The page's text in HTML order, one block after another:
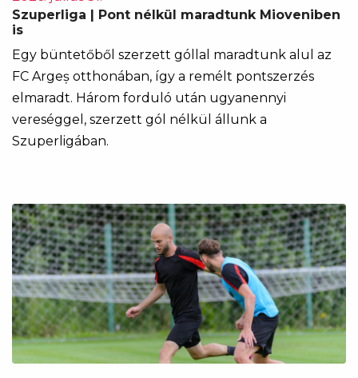
Szuperliga | Pont nélkül maradtunk Mioveniben
is
Egy büntetőből szerzett góllal maradtunk alul az
FC Argeș otthonában, így a remélt pontszerzés
elmaradt. Három forduló után ugyanennyi
vereséggel, szerzett gól nélkül állunk a
Szuperligában.